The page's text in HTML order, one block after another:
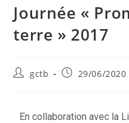
Journée «
terre » 2017
gctb 29/06/2020
En collaboration avec la